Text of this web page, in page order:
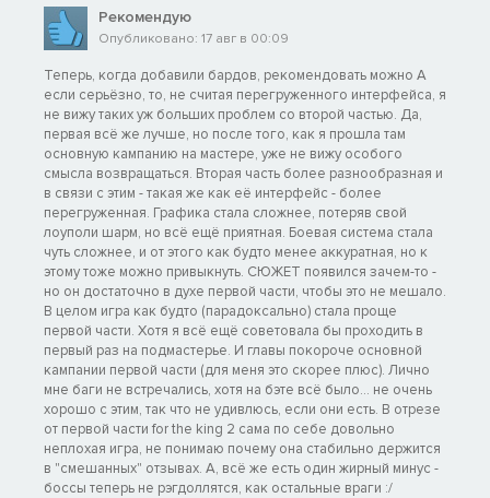
Рекомендую
Опубликовано: 17 авг в 00:09
Теперь, когда добавили бардов, рекомендовать можно А
если серьёзно, то, не считая перегруженного интерфейса, я
не вижу таких уж больших проблем со второй частью. Да,
первая всё же лучше, но после того, как я прошла там
основную кампанию на мастере, уже не вижу особого
смысла возвращаться. Вторая часть более разнообразная и
в связи с этим - такая же как её интерфейс - более
перегруженная. Графика стала сложнее, потеряв свой
лоуполи шарм, но всё ещё приятная. Боевая система стала
чуть сложнее, и от этого как будто менее аккуратная, но к
этому тоже можно привыкнуть. СЮЖЕТ появился зачем-то -
но он достаточно в духе первой части, чтобы это не мешало.
В целом игра как будто (парадоксально) стала проще
первой части. Хотя я всё ещё советовала бы проходить в
первый раз на подмастерье. И главы покороче основной
кампании первой части (для меня это скорее плюс). Лично
мне баги не встречались, хотя на бэте всё было... не очень
хорошо с этим, так что не удивлюсь, если они есть. В отрезе
от первой части for the king 2 сама по себе довольно
неплохая игра, не понимаю почему она стабильно держится
в "смешанных" отзывах. А, всё же есть один жирный минус -
боссы теперь не рэгдоллятся, как остальные враги :/